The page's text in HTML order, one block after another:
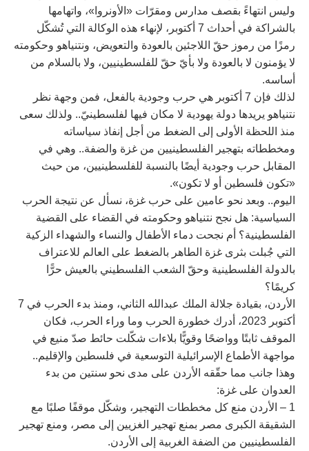
وليس انتهاءً بقصف مدارس ومقرّات «الأونروا»، واتهامها
بالشراكة في أحداث 7 أكتوبر، لإنهاء هذه الوكالة التي تُشكّل
رمزًا من رموز حقّ اللاجئين بالعودة والتعويض، ونتنياهو وحكومته
لا يؤمنون لا بالعودة ولا بأيّ حقّ للفلسطينيين، ولا بالسلام من
أساسه.
لذلك فإن 7 أكتوبر هي حرب وجودية بالفعل، فمن وجهة نظر
نتنياهو يريدها دولة يهودية لا مكان فيها لفلسطينيّ.. ولذلك سعى
منذ اللحظة الأولى إلى الضغط من أجل إنفاذ سياساته
ومخططاته بتهجير الفلسطينيين من غزة والضفة.. وهي في
المقابل حرب وجودية أيضًا بالنسبة للفلسطينيين، من حيث
«تكون فلسطين أو لا تكون».
اليوم.. وبعد نحو عامين على حرب غزة، نسأل عن نتيجة الحرب
السياسية: هل نجح نتنياهو وحكومته في القضاء على القضية
الفلسطينية؟ أم نجحت دماء الأطفال والنساء والشهداء الزكية
التي جُبلت بثرى غزة الطاهر بالضغط على العالم للاعتراف
بالدولة الفلسطينية وحقّ الشعب الفلسطيني بالعيش حرًّا
كريمًا؟
الأردن، بقيادة جلالة الملك عبدالله الثاني، ومنذ بدء الحرب في 7
أكتوبر 2023، أدرك خطورة الحرب وما وراء الحرب، فكان
الموقف ثابتًا وواضحًا وقويًّا بلاءات شكّلت حائط صدّ منيع في
مواجهة الأطماع الإسرائيلية التوسعية في فلسطين والإقليم..
وهذا جانب مما حقّقه الأردن على مدى نحو سنتين من بدء
العدوان على غزة:
1 – الأردن منع كل مخططات التهجير، وشكّل موقفًا صلبًا مع
الشقيقة الكبرى مصر بمنع تهجير الغزيين إلى مصر، ومنع تهجير
الفلسطينيين من الضفة الغربية إلى الأردن.